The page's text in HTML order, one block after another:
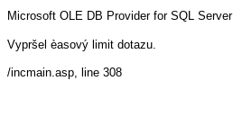
Microsoft OLE DB Provider for SQL Server
Vypršel èasový limit dotazu.
/incmain.asp, line 308